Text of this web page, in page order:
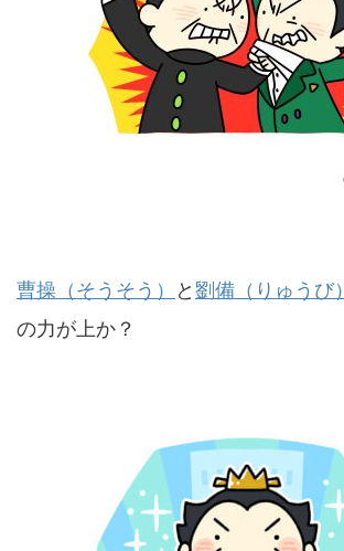
曹操（そうそう） と劉備（りゅうび）
の力が上か？